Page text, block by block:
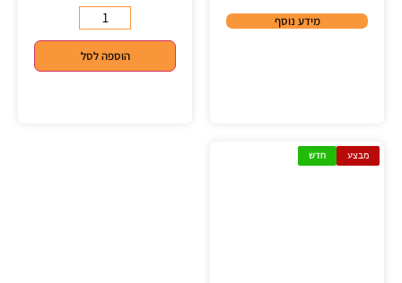
מידע נוסף
הוספה לסל
מבצע חדש